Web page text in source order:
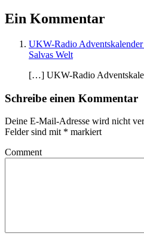
Ein Kommentar
UKW-Radio
Salvas Welt
[…] UKW-Radio
Schreibe einen Kommentar
Deine E-Mail-Adresse wird nicht
Felder sind mit * markiert
Comment